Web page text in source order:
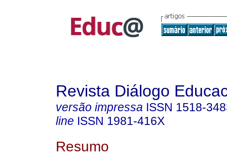
Revista Diálogo
versão impressa ISSN 1518-
line ISSN 1981-416X
Resumo